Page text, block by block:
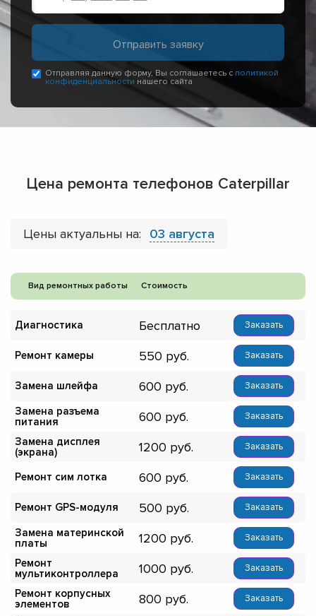
Отправляя данную форму, Вы соглашаетесь с политикой
конфиденциальности нашего сайта
Цена ремонта телефонов Caterpillar
Цены актуальны на: 03 августа
Вид ремонтных работы Стоимость
Диагностика Бесплатно Заказать
Ремонт камеры 550 Заказать
Замена шлейфа 600 Заказать
Замена разъема
питания
600 Заказать
Замена дисплея
(экрана)
1200 Заказать
Ремонт сим лотка 600 Заказать
Ремонт GPS-модуля 500 Заказать
Замена материнской
платы
1200 Заказать
Ремонт
мультиконтроллера
1000 Заказать
Ремонт корпусных
элементов
800 Заказать